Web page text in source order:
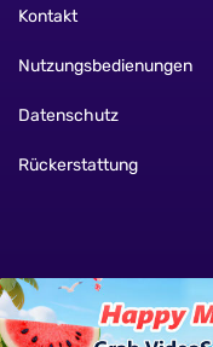
Kontakt
Nutzungsbedienungen
Datenschutz
Rückerstattung